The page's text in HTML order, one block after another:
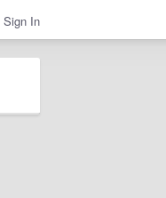
Sign In